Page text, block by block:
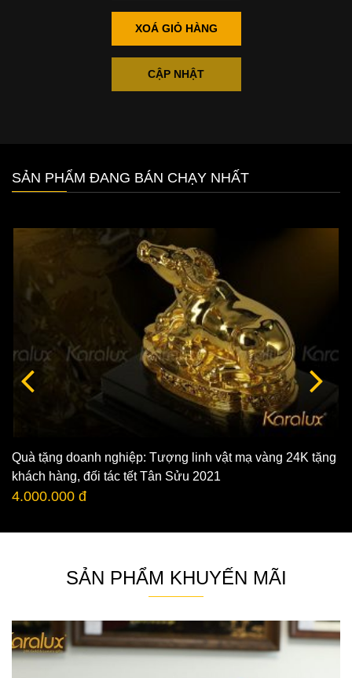
XOÁ GIỎ HÀNG
CẬP NHẬT
SẢN PHẨM ĐANG BÁN CHẠY NHẤT
Quà tặng doanh nghiệp: Tượng linh vật mạ vàng 24K tặng
khách hàng, đối tác tết Tân Sửu 2021
4.000.000 đ
SẢN PHẨM KHUYẾN MÃI